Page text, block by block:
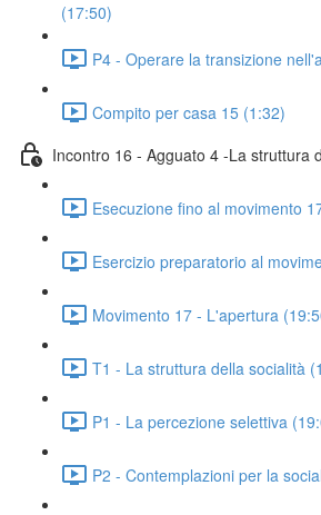
(17:50)
P4 - Operare la transizione
Compito per casa 15 (1:32)
Incontro 16 - Agguato 4 -La struttura
Esecuzione fino al movimento
Esercizio preparatorio al
Movimento 17 - L'apertura
T1 - La struttura della socialità
P1 - La percezione selettiva
P2 - Contemplazioni per la